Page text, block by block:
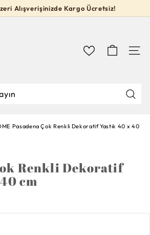
Slideshow
Alışverişinizde Kargo Ücretsiz!
Pasadena Çok Renkli Dekoratif Yastık 40 x 40
Renkli Dekoratif
cm